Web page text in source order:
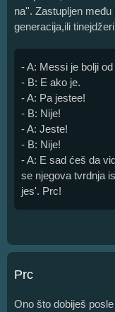
na''. Zastupljen
generacija,ili
- A: Messi je bolji
- B: E ako je.
- A: Pa jestee!
- B: Nije!
- A: Jeste!
- B: Nije!
- A: E sad ćeš da
se njegova tvrdnja
jes'. Prc!
Prc
Ono što dobiješ